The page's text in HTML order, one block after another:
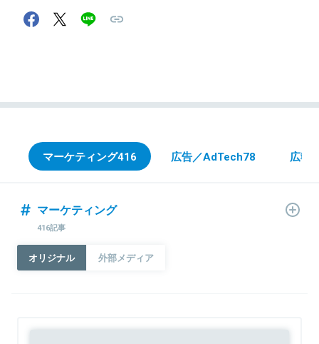
マーケティング416 広告／AdTech78 広報
マーケティング
416記事
オリジナル 外部メディア